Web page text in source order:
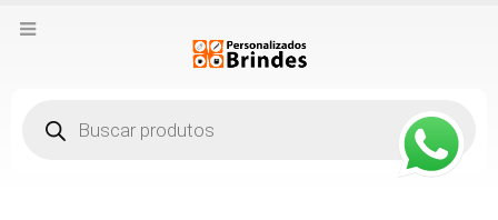
produtos